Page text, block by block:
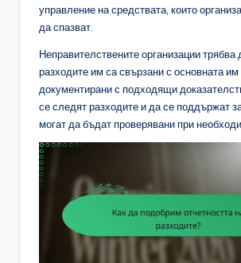
управление на средствата, които
да спазват.
Неправителствените организации трябва
разходите им са свързани с основната
документирани с подходящи
се следят разходите и да се поддържат
могат да бъдат проверявани при